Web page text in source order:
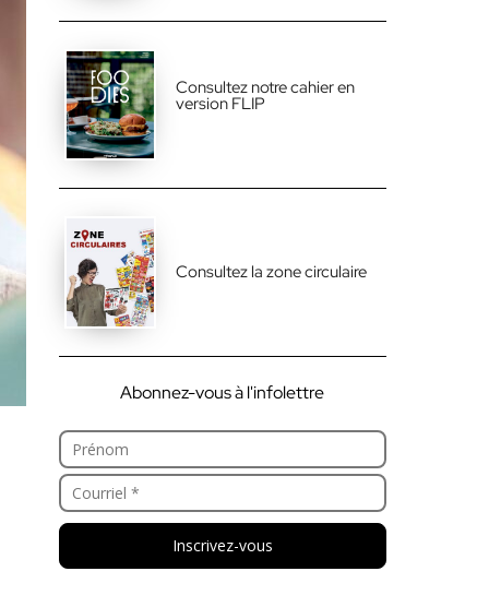
Consultez notre cahier en
version FLIP
Consultez la zone circulaire
Abonnez-vous à l'infolettre
Inscrivez-vous